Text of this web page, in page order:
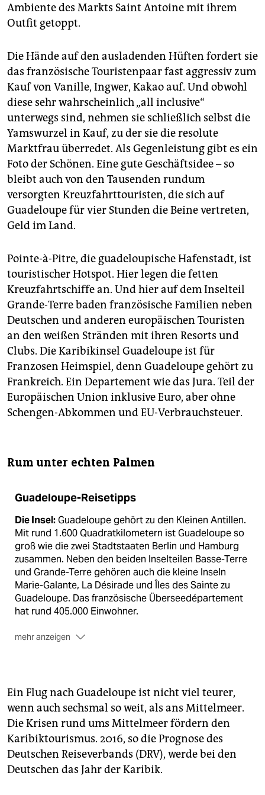
Ambiente des Markts Saint Antoine mit ihrem
Outfit getoppt.
Die Hände auf den ausladenden Hüften fordert sie
das französische Touristenpaar fast aggressiv zum
Kauf von Vanille, Ingwer, Kakao auf. Und obwohl
diese sehr wahrscheinlich „all inclusive“
unterwegs sind, nehmen sie schließlich selbst die
Yamswurzel in Kauf, zu der sie die resolute
Marktfrau überredet. Als Gegenleistung gibt es ein
Foto der Schönen. Eine gute Geschäftsidee – so
bleibt auch von den Tausenden rundum
versorgten Kreuzfahrttouristen, die sich auf
Guadeloupe für vier Stunden die Beine vertreten,
Geld im Land.
Pointe-à-Pitre, die guadeloupische Hafenstadt, ist
touristischer Hotspot. Hier legen die fetten
Kreuzfahrtschiffe an. Und hier auf dem Inselteil
Grande-Terre baden französische Familien neben
Deutschen und anderen europäischen Touristen
an den weißen Stränden mit ihren Resorts und
Clubs. Die Karibikinsel Guadeloupe ist für
Franzosen Heimspiel, denn Gua­de­loupe gehört zu
Frankreich. Ein Departement wie das Jura. Teil der
Europäischen Union inklusive Euro, aber ohne
Schengen-Abkommen und EU-Verbrauchsteuer.
Rum unter echten Palmen
Guadeloupe-Reisetipps
Die Insel:Guadeloupe gehört zu den Kleinen Antillen.
Mit rund 1.600 Quadratkilometern ist Guadeloupe so
groß wie die zwei Stadtstaaten Berlin und Hamburg
zusammen. Neben den beiden Inselteilen Basse-Terre
und Grande-Terre gehören auch die kleine Inseln
Marie-Galante, La Désirade und Îles des Sainte zu
Guadeloupe. Das französische Überseedépartement
hat rund 405.000 Einwohner.
mehr anzeigen
Schmetterlingsflügel ist Basse-Terre, der rechte
Grande-Terre. Die beiden Halbinseln sind nur durch
einen schmalen Meeres­arm getrennt und könnten
unterschiedlicher nicht sein: Die Landschaft Basse-
Terres ist gebirgig und mit dichtem tropischen
Regenwald überwachsen. Grande-Terre ist dagegen
flach und trocken. Hier findet man die karibischen
Ein Flug nach Guadeloupe ist nicht viel teurer,
wenn auch sechsmal so weit, als ans Mittelmeer.
Die Krisen rund ums Mittelmeer fördern den
Karibiktourismus. 2016, so die Prognose des
Deutschen Reiseverbands (DRV), werde bei den
Deutschen das Jahr der Karibik.